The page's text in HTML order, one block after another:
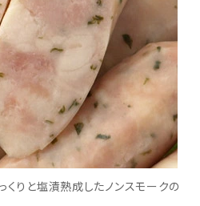
くりと塩漬熟成したノンスモークの